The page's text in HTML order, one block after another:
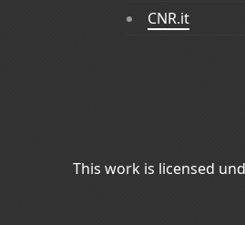
CNR.it
This work is licensed